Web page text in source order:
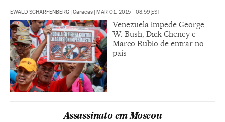
EWALD SCHARFENBERG | Caracas | MAR 01, 2015 - 08:59 EST
Venezuela impede George
W. Bush, Dick Cheney e
Marco Rubio de entrar no
país
Assassinato em Moscou